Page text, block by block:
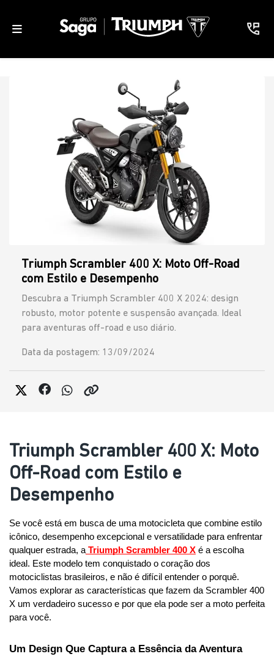
Triumph Scrambler 400 X: Moto Off-Road
com Estilo e Desempenho
Descubra a Triumph Scrambler 400 X 2024: design
robusto, motor potente e suspensão avançada. Ideal
para aventuras off-road e uso diário.
Data da postagem: 13/09/2024
Triumph Scrambler 400 X: Moto
Off-Road com Estilo e
Desempenho
Se você está em busca de uma motocicleta que combine estilo
icônico, desempenho excepcional e versatilidade para enfrentar
qualquer estrada, a Triumph Scrambler 400 X é a escolha
ideal. Este modelo tem conquistado o coração dos
motociclistas brasileiros, e não é difícil entender o porquê.
Vamos explorar as características que fazem da Scrambler 400
X um verdadeiro sucesso e por que ela pode ser a moto perfeita
para você.
Um Design Que Captura a Essência da Aventura